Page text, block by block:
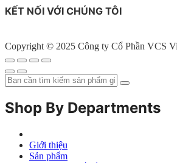
KẾT NỐI VỚI CHÚNG TÔI
Copyright © 2025 Công ty Cổ Phần VCS
Shop By Departments
Giới thiệu
Sản phẩm